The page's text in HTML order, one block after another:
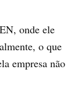
onde ele
o que
empresa não